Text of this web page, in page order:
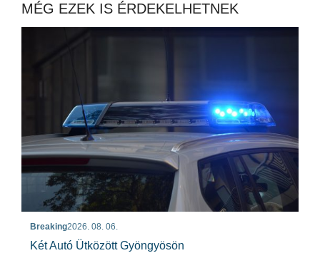
MÉG EZEK IS ÉRDEKELHETNEK
Breaking2026. 08. 06.
Két Autó Ütközött Gyöngyösön